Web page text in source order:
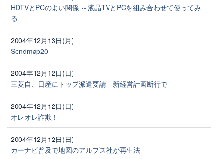
HDTVとPCのよい関係 ～液晶TVとPCを組み合わせて使ってみ
る
2004年12月13日(月)
Sendmap20
2004年12月12日(日)
三菱自、日産にトップ派遣要請 新経営計画断行で
2004年12月12日(日)
オレオレ詐欺！
2004年12月12日(日)
カーナビ普及で地図のアルプス社が再生法